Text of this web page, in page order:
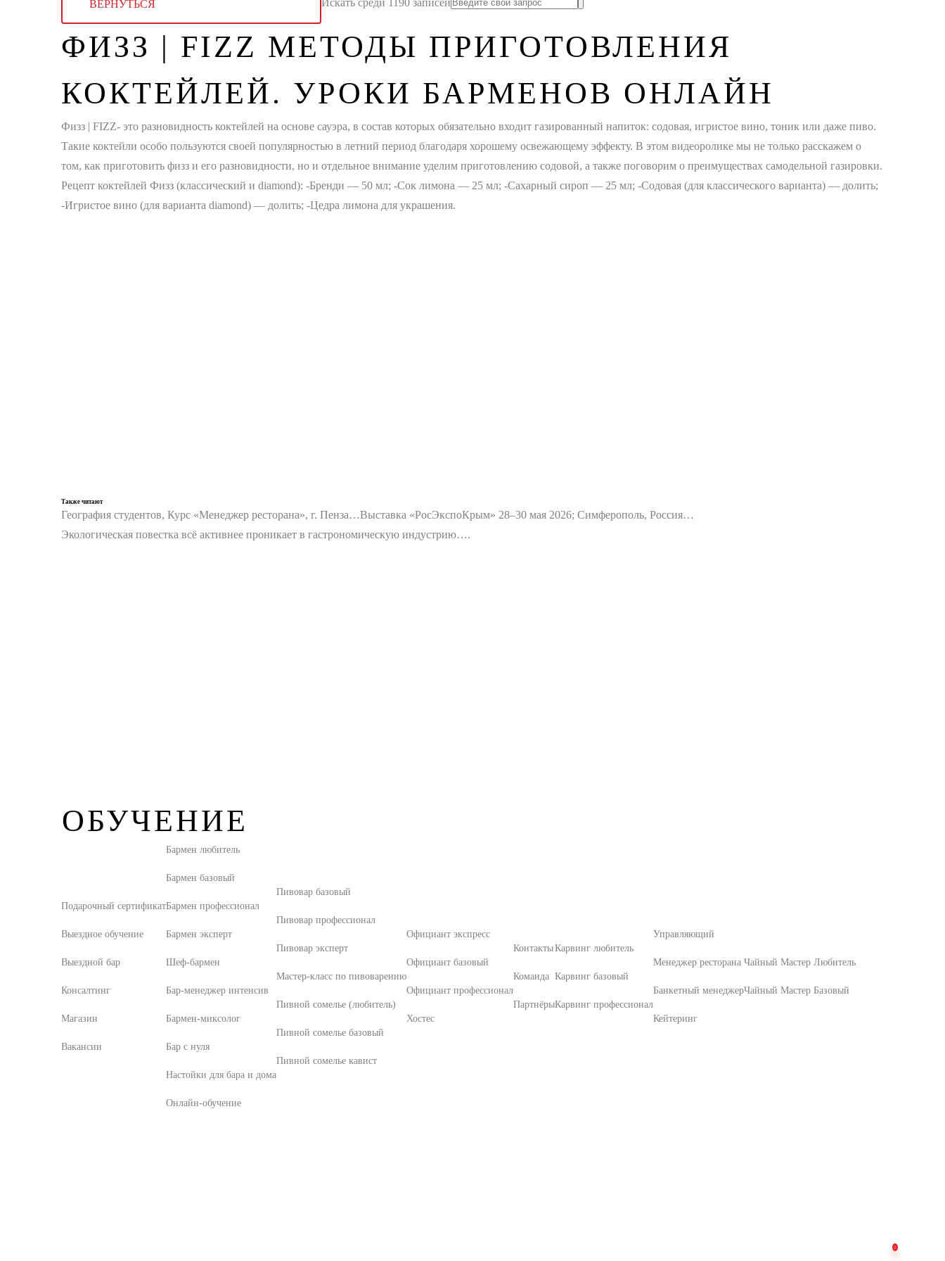
ВЕРНУТЬСЯ
ФИЗЗ | FIZZ МЕТОДЫ ПРИГОТОВЛЕНИЯ
КОКТЕЙЛЕЙ. УРОКИ БАРМЕНОВ ОНЛАЙН
Физз | FIZZ- это разновидность коктейлей на основе сауэра, в состав которых обязательно входит газированный напиток: содовая, игристое вино, тоник или даже пиво.
Такие коктейли особо пользуются своей популярностью в летний период благодаря хорошему освежающему эффекту. В этом видеоролике мы не только расскажем о
том, как приготовить физз и его разновидности, но и отдельное внимание уделим приготовлению содовой, а также поговорим о преимуществах самодельной газировки.
Рецепт коктейлей Физз (классический и diamond): -Бренди — 50 мл; -Сок лимона — 25 мл; -Сахарный сироп — 25 мл; -Содовая (для классического варианта) — долить;
-Игристое вино (для варианта diamond) — долить; -Цедра лимона для украшения.
Также читают
География студентов, Курс «Менеджер ресторана», г. Пенза…Выставка «РосЭкспоКрым» 28–30 мая 2026; Симферополь, Россия…
Экологическая повестка всё активнее проникает в гастрономическую индустрию….
ОБУЧЕНИЕ
Подарочный сертификат
Выездное обучение
Выездной бар
Консалтинг
Магазин
Вакансии
Бармен любитель
Бармен базовый
Бармен профессионал
Бармен эксперт
Шеф-бармен
Бар-менеджер интенсив
Бармен-миксолог
Бар с нуля
Настойки для бара и дома
Онлайн-обучение
Пивовар базовый
Пивовар профессионал
Пивовар эксперт
Мастер-класс по пивоварению
Пивной сомелье (любитель)
Пивной сомелье базовый
Пивной сомелье кавист
Официант экспресс
Официант базовый
Официант профессионал
Хостес
Контакты
Команда
Партнёры
Карвинг любитель
Карвинг базовый
Карвинг профессионал
Управляющий
Менеджер ресторана
Банкетный менеджер
Кейтеринг
Чайный Мастер Любитель
Чайный Мастер Базовый